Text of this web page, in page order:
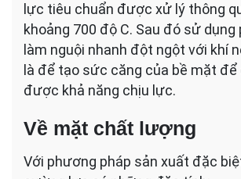
lực tiêu chuẩn được xử lý thông
khoảng 700 độ C. Sau đó sử
làm nguội nhanh đột ngột với khí
là để tạo sức căng của bề mặt
được khả năng chịu lực.
Về mặt chất lượng
Với phương pháp sản xuất đặc